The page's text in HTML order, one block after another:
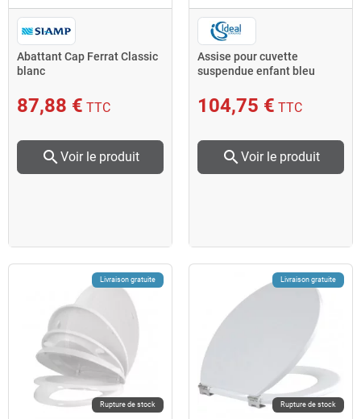
Abattant Cap Ferrat Classic
blanc
87,88 € TTC
search Voir le produit
Assise pour cuvette
suspendue enfant bleu
104,75 € TTC
search Voir le produit
Livraison gratuite
Rupture de stock
Livraison gratuite
Rupture de stock